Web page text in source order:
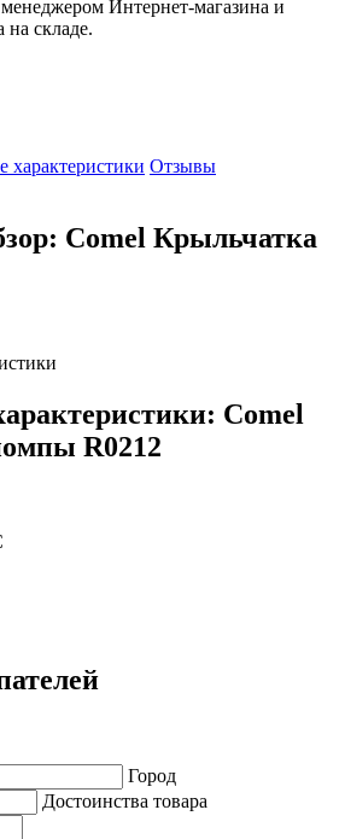
Интернет-магазина и
на складе.
характеристики Отзывы
Comel Крыльчатка
Comel
R0212
Город
Достоинства товара